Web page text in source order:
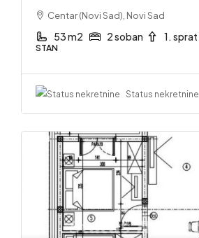
Centar (Novi Sad), Novi Sad
53 m2 2 soban 1. sprat
STAN
Status nekretnine